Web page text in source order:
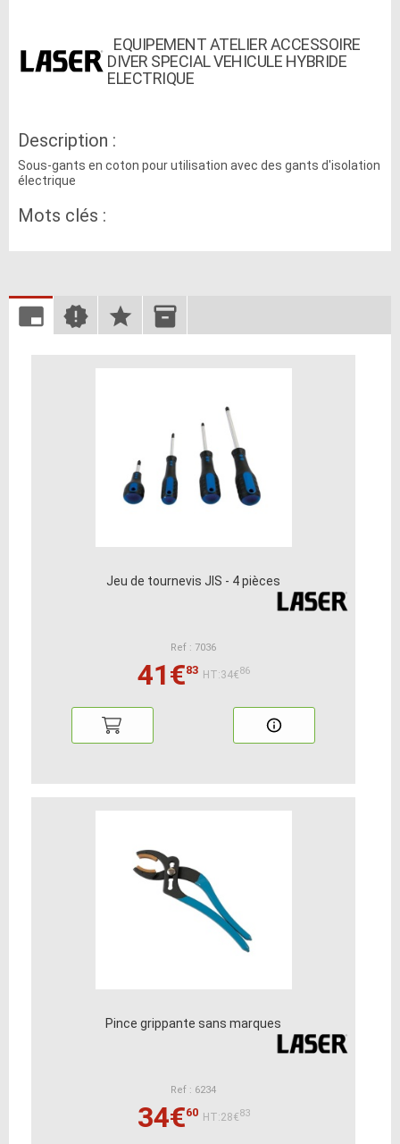
EQUIPEMENT ATELIER ACCESSOIRE
DIVER SPECIAL VEHICULE HYBRIDE
ELECTRIQUE
Description :
Sous-gants en coton pour utilisation avec des gants d'isolation
électrique
Mots clés :
Jeu de tournevis JIS - 4 pièces
Ref : 7036
41€83 HT:34€86
Pince grippante sans marques
Ref : 6234
34€60 HT:28€83